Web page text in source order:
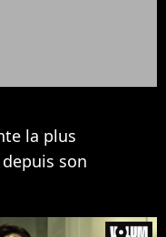
la plus
son